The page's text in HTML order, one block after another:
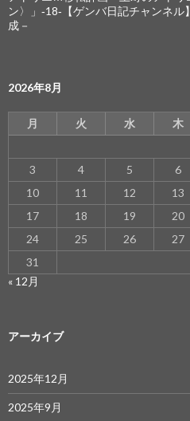
ン〉」‐18‐【ゲンバ日記チャンネ
成－
2026年8月
月 火 水 木
3
4 5 6
10
11 12 13
17
18 19 20
24
25 26 27
31
« 12月
アーカイブ
2025年12月
2025年9月